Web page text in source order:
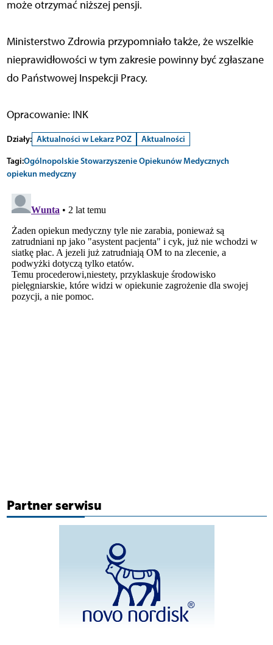
może otrzymać niższej pensji.
Ministerstwo Zdrowia przypomniało także, że wszelkie
nieprawidłowości w tym zakresie powinny być zgłaszane
do Państwowej Inspekcji Pracy.
Opracowanie: INK
Działy: Aktualności w Lekarz POZ
Aktualności
Tagi:Ogólnopolskie Stowarzyszenie Opiekunów Medycznych
opiekun medyczny
Partner serwisu